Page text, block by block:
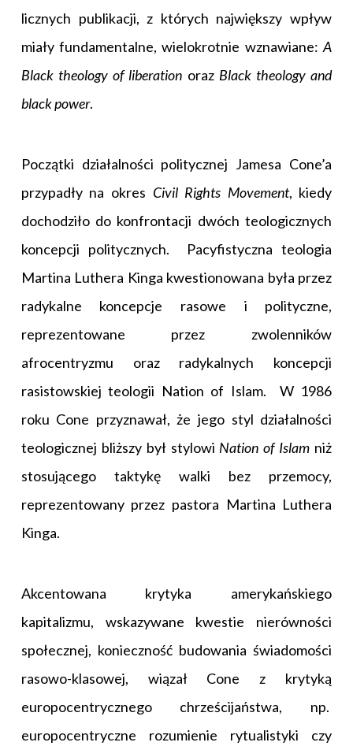
licznych publikacji, z których największy wpływ
miały fundamentalne, wielokrotnie wznawiane:A
Black theology of liberation oraz Black theology and
black power.
Początki działalności politycznej Jamesa Cone’a
przypadły na okres Civil Rights Movement, kiedy
dochodziło do konfrontacji dwóch teologicznych
koncepcji politycznych. Pacyfistyczna teologia
Martina Luthera Kinga kwestionowana była przez
radykalne koncepcje rasowe i polityczne,
reprezentowane przez zwolenników
afrocentryzmu oraz radykalnych koncepcji
rasistowskiej teologii Nation of Islam. W 1986
roku Cone przyznawał, że jego styl działalności
teologicznej bliższy był stylowi Nation of Islam niż
stosującego taktykę walki bez przemocy,
reprezentowany przez pastora Martina Luthera
Kinga.
Akcentowana krytyka amerykańskiego
kapitalizmu, wskazywane kwestie nierówności
społecznej, konieczność budowania świadomości
rasowo-klasowej, wiązał Cone z krytyką
europocentrycznego chrześcijaństwa, np.
europocentryczne rozumienie rytualistyki czy